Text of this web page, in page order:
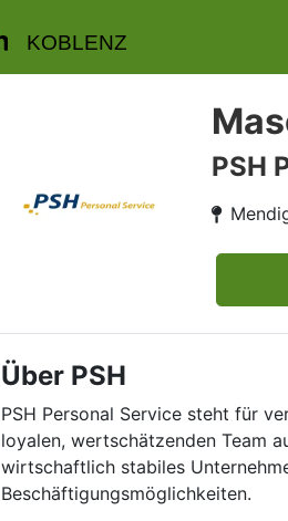
KOBLENZ
PSH
Über PSH
PSH Personal Service steht für
loyalen, wertschätzenden Team
wirtschaftlich stabiles
Beschäftigungsmöglichkeiten.